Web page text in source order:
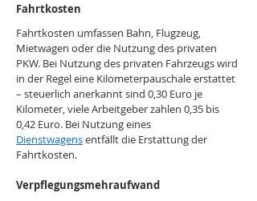
Fahrtkosten
Fahrtkosten umfassen Bahn, Flugzeug,
Mietwagen oder die Nutzung des privaten
PKW. Bei Nutzung des privaten Fahrzeugs wird
in der Regel eine Kilometerpauschale erstattet
– steuerlich anerkannt sind 0,30 Euro je
Kilometer, viele Arbeitgeber zahlen 0,35 bis
0,42 Euro. Bei Nutzung eines
Dienstwagens entfällt die Erstattung der
Fahrtkosten.
Verpflegungsmehraufwand